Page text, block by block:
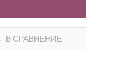
В СРАВНЕНИЕ